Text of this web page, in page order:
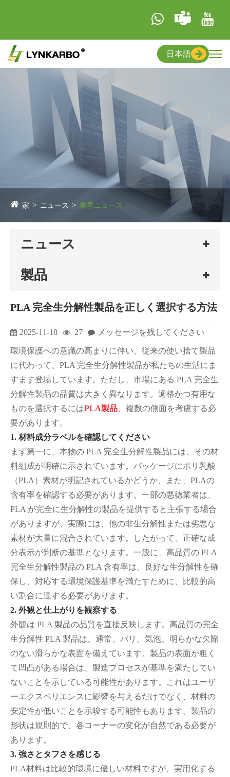
日本語
家 ニュース 業界ニュース
ニュース
製品
PLA 完全生分解性製品を正しく選択する方法
2025-11-18 27 メッセージを残してください
環境保護への意識の高まりに伴い、従来の使い捨て製品
に代わって、PLA 完全生分解性製品が私たちの生活にま
すます登場しています。ただし、市場にある PLA 完全生
分解性製品の品質は大きく異なります。適格かつ有用な
ものを選択するにはPLA製品 、複数の側面を考慮する必
要があります。
1. 材料成分ラベルを確認してください
まず第一に、本物の PLA 完全生分解性製品には、その材
料組成が明確に示されています。パッケージにポリ乳酸
（PLA）素材が明記されているかどうか、また、PLAの
含有率を確認する必要があります。一部の悪徳業者は、
PLA が完全に生分解性の製品を提供すると主張する場合
がありますが、実際には、他の非生分解性または劣悪な
素材が大量に混合されています。したがって、正確な成
分表示が判断の基準となります。一般に、高品質の PLA
完全生分解性製品の PLA 含有率は、良好な生分解性を確
保し、対応する環境保護基準を満たすために、比較的高
い割合に達する必要があります。
2. 外観と仕上がりを観察する
外観は PLA 製品の品質を直接反映します。高品質の完全
生分解性 PLA 製品は、通常、バリ、気泡、明らかな欠陥
のない滑らかな表面を備えています。製品の表面が粗く
て凹凸がある場合は、製造プロセスが基準を満たしてい
ないことを示している可能性があります。これはユーザ
ーエクスペリエンスに影響を与えるだけでなく、材料の
安定性が低いことを示唆する可能性もあります。製品の
形状は規則的で、各コーナーの変化が自然である必要が
あります。
3. 強さとタフさを感じる
PLA材料は比較的環境に優しい材料ですが、実用化する